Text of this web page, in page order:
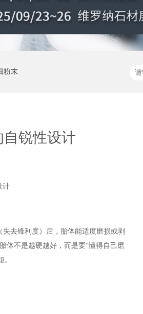
粉末
锐性设计
计
（失去锋利度） 后，胎体能适度磨损或剥
胎体不是越硬越好，而是要“懂得自己磨
。